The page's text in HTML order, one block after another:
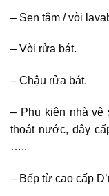
– Sen tắm / vòi
– Vòi rửa bát.
– Chậu rửa bát.
– Phụ kiện nhà vệ
thoát nước, dây
…..
– Bếp từ cao cấp